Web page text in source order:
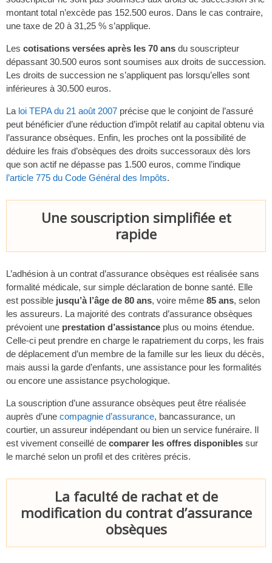
montant total n’excède pas 152.500 euros. Dans le cas contraire,
une taxe de 20 à 31,25 % s’applique.
Les cotisations versées après les 70 ans du souscripteur
dépassant 30.500 euros sont soumises aux droits de succession.
Les droits de succession ne s’appliquent pas lorsqu’elles sont
inférieures à 30.500 euros.
La loi TEPA du 21 août 2007 précise que le conjoint de l’assuré
peut bénéficier d’une réduction d’impôt relatif au capital obtenu via
l’assurance obsèques. Enfin, les proches ont la possibilité de
déduire les frais d’obsèques des droits successoraux dès lors
que son actif ne dépasse pas 1.500 euros, comme l’indique
l’article 775 du Code Général des Impôts.
Une souscription simplifiée et
rapide
L’adhésion à un contrat d’assurance obsèques est réalisée sans
formalité médicale, sur simple déclaration de bonne santé. Elle
est possible jusqu’à l’âge de 80 ans, voire même 85 ans, selon
les assureurs. La majorité des contrats d’assurance obsèques
prévoient une prestation d’assistance plus ou moins étendue.
Celle-ci peut prendre en charge le rapatriement du corps, les frais
de déplacement d’un membre de la famille sur les lieux du décès,
mais aussi la garde d’enfants, une assistance pour les formalités
ou encore une assistance psychologique.
La souscription d’une assurance obsèques peut être réalisée
auprès d’une compagnie d’assurance, bancassurance, un
courtier, un assureur indépendant ou bien un service funéraire. Il
est vivement conseillé de comparer les offres disponibles sur
le marché selon un profil et des critères précis.
La faculté de rachat et de
modification du contrat d’assurance
obsèques